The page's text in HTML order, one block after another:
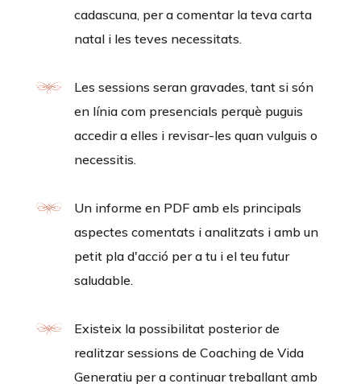
cadascuna, per a comentar la teva carta
natal i les teves necessitats.
Les sessions seran gravades, tant si són
en línia com presencials perquè puguis
accedir a elles i revisar-les quan vulguis o
necessitis.
Un informe en PDF amb els principals
aspectes comentats i analitzats i amb un
petit pla d'acció per a tu i el teu futur
saludable.
Existeix la possibilitat posterior de
realitzar sessions de Coaching de Vida
Generatiu per a continuar treballant amb